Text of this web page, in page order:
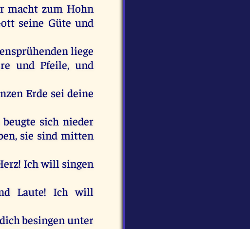
macht zum Hohn
seine Güte und
liege
und Pfeile, und
Erde sei deine
beugte sich nieder
, sie sind mitten
! Ichwill singen
Laute! Ich will
dichbesingen unter